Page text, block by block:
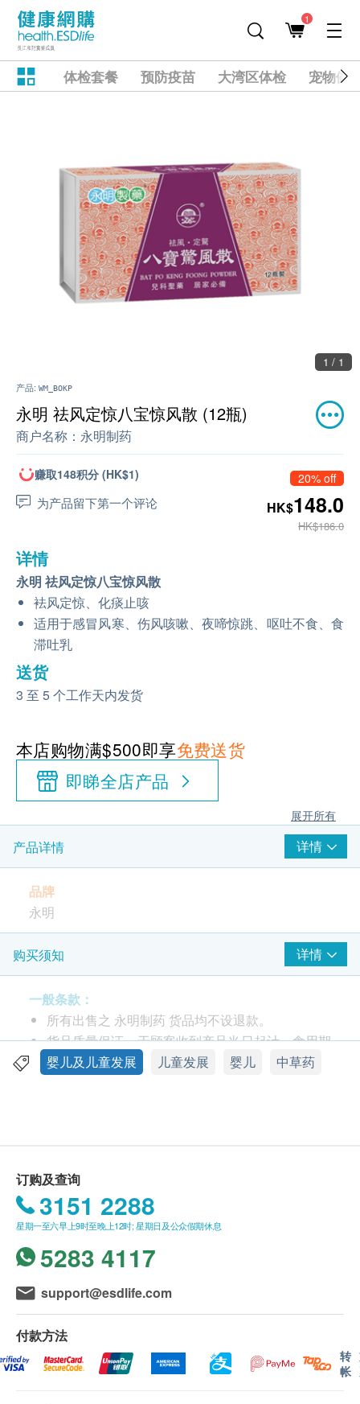
1
体检套餐 预防疫苗 大湾区体检 宠物健
1 / 1
产品: WM_BOKP
永明 祛风定惊八宝惊风散 (12瓶)
商户名称： 永明制药
赚取148积分 (HK$1)
为产品留下第一个评论
20% off
HK$148.0
HK$186.0
详情
永明 祛风定惊八宝惊风散
袪风定惊、化痰止咳
适用于感冒风寒、伤风咳嗽、夜啼惊跳、呕吐不食、食
滞吐乳
送货
3 至 5 个工作天内发货
本店购物满$500即享免费送货
即睇全店产品
展开所有
产品详情 详情
品牌
永明
产地
香港
包装
12瓶
功效
主要成份
天竺黄、蝉蜕、琥珀、茯苓、甘草、胆南星
服用方法
每日1次
1岁以下：每次服半瓶
1岁至3岁以下：每次服1瓶
3岁以上：每次服2瓶
注意事项
购买须知 详情
一般条款：
所有出售之 永明制药 货品均不设退款。
货品质量保证，于顾客收到产品当日起计，食用期
应最少有9个月或以上。
送货条款：
购买 永明制药 产品总额满HK$500，即可享本地
免费送货服务。账单总额未满HK$500需附加
HK$30运费。
我们将于确定订单后3-5个工作天内安排发货。
不排除运送时间会因节日而有所影响。当八号烈风
讯号悬挂或黑色暴雨警告生效时，送货服务时间将
会延迟。
所有订单须视乎相关货品的供应情况再作最后确
认。倘若健康网购health.ESDlife未能提供任何订
婴儿及儿童发展 儿童发展 婴儿 中草药
订购及查询
3151 2288
星期一至六早上9时至晚上12时; 星期日及公众假期休息
5283 4117
support@esdlife.com
付款方法
转
帐